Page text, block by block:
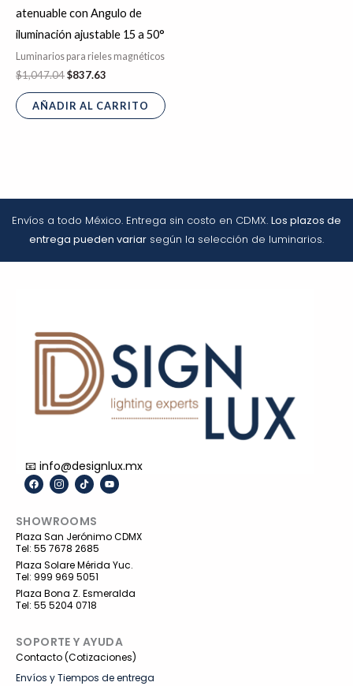
atenuable con Angulo de
iluminación ajustable 15 a 50°
Luminarios para rieles magnéticos
$1,047.04$837.63
AÑADIR AL CARRITO
Envíos a todo México. Entrega sin costo en CDMX. Los plazos de
entrega pueden variar según la selección de luminarios.
📧 info@designlux.mx
F
a
b
o
o
k
I
c
-
i
n
s
t
a
g
r
a
m
T
i
o
k
Y
o
b
e
SHOWROOMS
Plaza San Jerónimo CDMX
Tel: 55 7678 2685
Plaza Solare Mérida Yuc.
Tel: 999 969 5051
Plaza Bona Z. Esmeralda
Tel: 55 5204 0718
SOPORTE Y AYUDA
Contacto (Cotizaciones)
Envíos y Tiempos de entrega